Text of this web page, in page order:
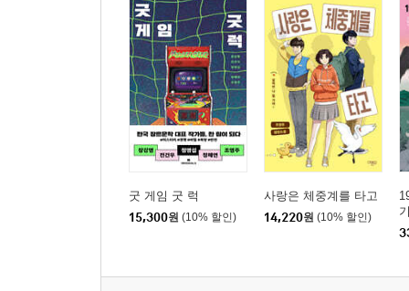
굿 게임 굿 럭
15,300원 (10% 할인)
사랑은 체중계를 타고
14,220원 (10% 할인)